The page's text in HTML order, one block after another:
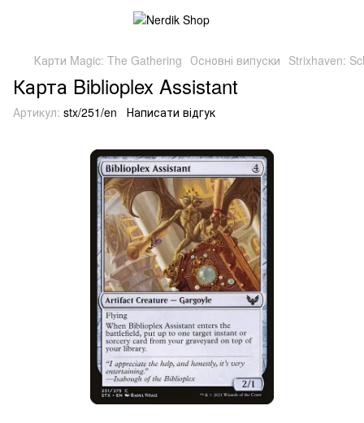
Карти Magic: The Gathering Основні випуски Strixhaven:
Карта Biblioplex Assistant
Артикул: stx/251/en Написати відгук